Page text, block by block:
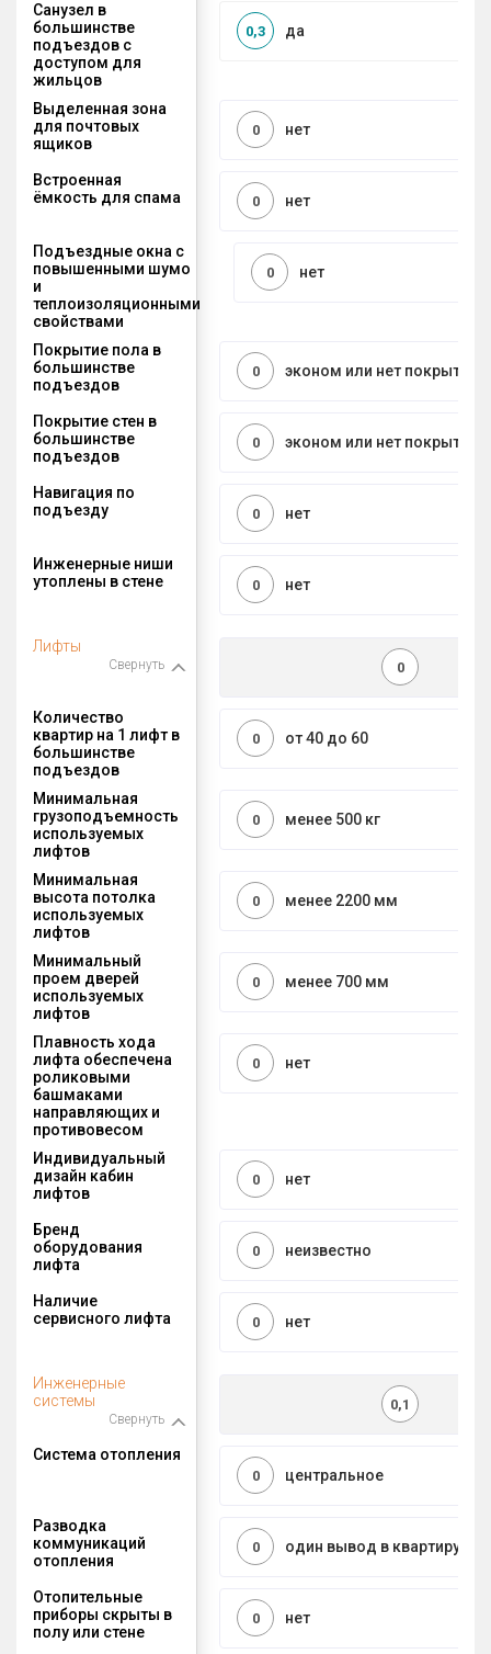
Санузел в
большинстве
подъездов с
доступом для
жильцов
да
0,3
Выделенная зона
для почтовых
ящиков
нет
0
Встроенная
ёмкость для спама
нет
0
Подъездные окна с
повышенными шумо
и
теплоизоляционными
свойствами
нет
0
Покрытие пола в
большинстве
подъездов
эконом или нет покрытия
0
Покрытие стен в
большинстве
подъездов
эконом или нет покрытия
0
Навигация по
подъезду
нет
0
Инженерные ниши
утоплены в стене
нет
0
Лифты
Свернуть 0
Количество
квартир на 1 лифт в
большинстве
подъездов
от 40 до 60
0
Минимальная
грузоподъемность
используемых
лифтов
менее 500 кг
0
Минимальная
высота потолка
используемых
лифтов
менее 2200 мм
0
Минимальный
проем дверей
используемых
лифтов
менее 700 мм
0
Плавность хода
лифта обеспечена
роликовыми
башмаками
направляющих и
противовесом
нет
0
Индивидуальный
дизайн кабин
лифтов
нет
0
Бренд
оборудования
лифта
неизвестно
0
Наличие
сервисного лифта
нет
0
Инженерные
системы
Свернуть
0,1
Система отопления
центральное
0
Разводка
коммуникаций
отопления
один вывод в квартиру
0
Отопительные
приборы скрыты в
полу или стене
нет
0